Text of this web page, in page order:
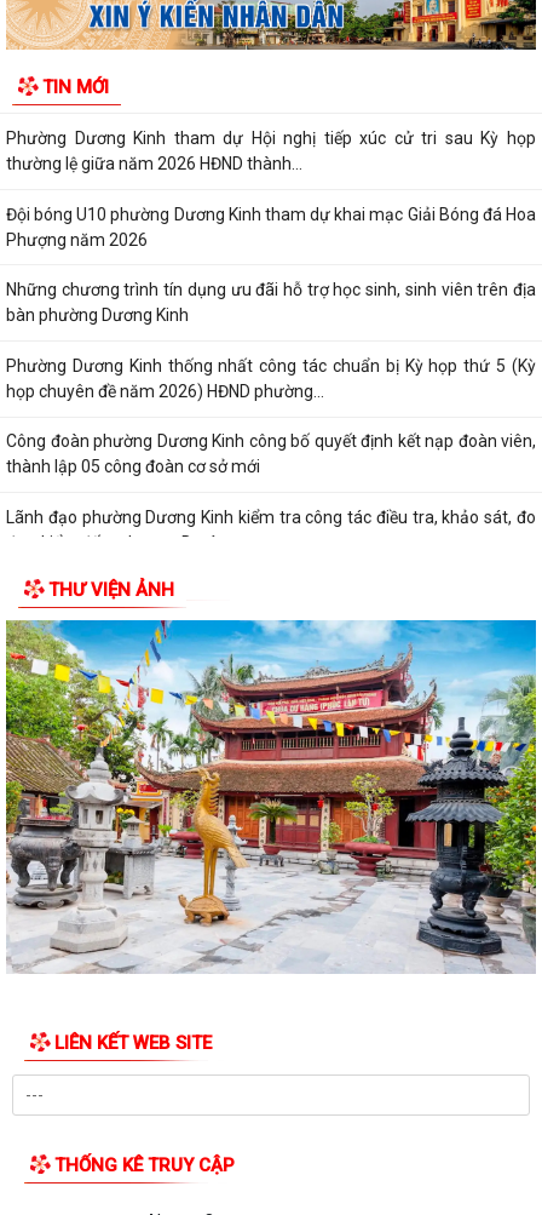
TIN MỚI
hiện Dự án khu tái định cư 2,7...
TỤC HÀNH CHÍNH THỨ 5 HẰNG TUẦN”
Phường Dương Kinh tham dự Hội nghị tiếp xúc cử tri sau Kỳ họp
thường lệ giữa năm 2026 HĐND thành...
Đội bóng U10 phường Dương Kinh tham dự khai mạc Giải Bóng đá Hoa
Phượng năm 2026
Những chương trình tín dụng ưu đãi hỗ trợ học sinh, sinh viên trên địa
bàn phường Dương Kinh
Phường Dương Kinh thống nhất công tác chuẩn bị Kỳ họp thứ 5 (Kỳ
họp chuyên đề năm 2026) HĐND phường...
Công đoàn phường Dương Kinh công bố quyết định kết nạp đoàn viên,
thành lập 05 công đoàn cơ sở mới
Lãnh đạo phường Dương Kinh kiểm tra công tác điều tra, khảo sát, đo
đạc, kiểm đếm phục vụ Dự án...
Ban Kinh tế - Ngân sách HĐND phường Dương Kinh khảo sát các dự án
dự kiến Kế hoạch đầu tư công năm...
Quyết định về việc công bố Danh mục thủ tục hành chính mới ban
hành, được sửa đổi, bổ sung và bị...
Quyết định về việc công bố thủ tục hành chính đặc thù mới ban hành
lĩnh vực đất đai thuộc phạm vi...
Quyết định về việc phê duyệt quy trình nội bộ giải quyết thủ tục hành
chính thuộc phạm vi chức năng...
Quyết định về việc ủy quyền thực hiện một số nhiệm vụ trong lĩnh vực
đất đai theo quy định tại Điều...
Quyết định quy định về việc phân cấp thực hiện một số nhiệm vụ trong
Phường Dương Kinh tham dự hội nghị trực tuyến về đẩy nhanh tiến độ
xây dựng cơ sở dữ liệu đất đai
tại chi bộ TDP Hải Hoà
THƯ VIỆN ẢNH
LIÊN KẾT WEB SITE
THỐNG KÊ TRUY CẬP